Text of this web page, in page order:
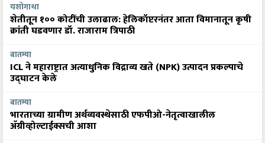
यशोगाथा
शेतीतून १०० कोटींची उलाढाल: हेलिकॉप्टरनंतर आता विमानातून कृषी
क्रांती घडवणार डॉ. राजाराम त्रिपाठी
बातम्या
ICL ने महाराष्ट्रात अत्याधुनिक विद्राव्य खते (NPK) उत्पादन प्रकल्पाचे
उद्घाटन केले
बातम्या
भारताच्या ग्रामीण अर्थव्यवस्थेसाठी एफपीओ-नेतृत्वाखालील
अ‍ॅग्रीव्होल्टाईक्सची आशा